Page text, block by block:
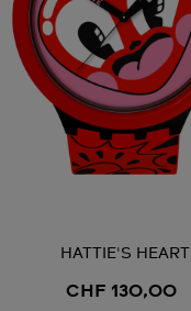
HATTIE'S HEART
CHF 130,00